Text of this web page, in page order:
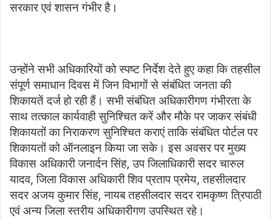
सरकार एवं शासन गंभीर है।
उन्होंने सभी अधिकारियों को स्पष्ट निर्देश देते हुए कहा कि तहसील
संपूर्ण समाधान दिवस में जिन विभागों से संबंधित जनता की
शिकायतें दर्ज हो रही हैं। सभी संबंधित अधिकारीगण गंभीरता के
साथ तत्काल कार्यवाही सुनिश्चित करें और मौके पर जाकर संबंधी
शिकायतों का निराकरण सुनिश्चित कराएं ताकि संबंधित पोर्टल पर
शिकायतों को ऑनलाइन किया जा सके। इस अवसर पर मुख्य
विकास अधिकारी जनार्दन सिंह, उप जिलाधिकारी सदर चारुल
यादव, जिला विकास अधिकारी शिव प्रताप प्रमेय, तहसीलदार
सदर अजय कुमार सिंह, नायब तहसीलदार सदर रामकृष्ण त्रिपाठी
एवं अन्य जिला स्तरीय अधिकारीगण उपस्थित रहे।